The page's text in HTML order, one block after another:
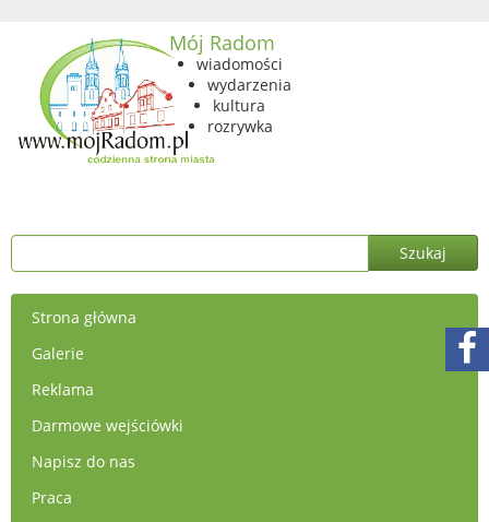
Mój Radom
wiadomości
wydarzenia
kultura
rozrywka
Strona główna
Galerie
Reklama
Darmowe wejściówki
Napisz do nas
Praca